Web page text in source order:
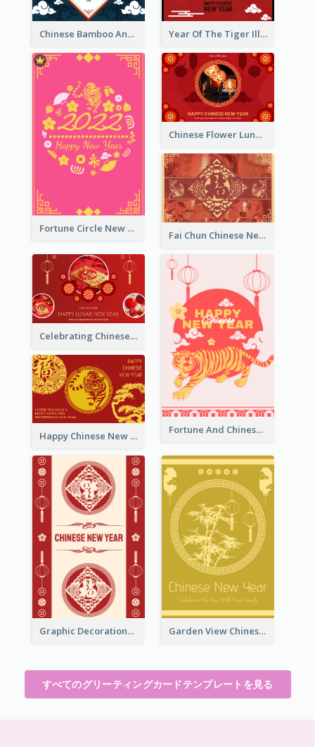
Chinese Bamboo And Lanterns New Year Greeting Card Year Of The Tiger Illustration Chinese New Year Greeting Card
Fortune Circle New Year Greeting Card
Chinese Flower Lunar New Year Greeting Card
Fai Chun Chinese New Year Greeting Card
Celebrating Chinese New Year Greeting Card
Fortune And Chinese New Year Greeting Card
Happy Chinese New Year Greeting Card With Circle illustrations
Graphic Decorations Chinese New Year Greeting Card Garden View Chinese New Year Greeting Card
すべてのグリーティングカードテンプレートを見る